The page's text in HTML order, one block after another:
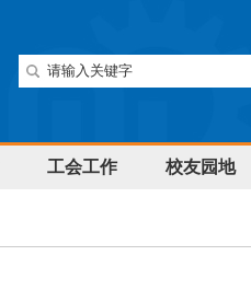
工会工作 校友园地